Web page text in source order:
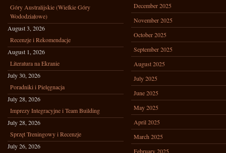
Góry Australijskie (Wielkie Góry
Wododziałowe)
August 3, 2026
Recenzje i Rekomendacje
August 1, 2026
Literatura na Ekranie
July 30, 2026
Poradniki i Pielęgnacja
July 28, 2026
Imprezy Integracyjne i Team Building
July 28, 2026
Sprzęt Treningowy i Recenzje
July 26, 2026
December 2025
November 2025
October 2025
September 2025
August 2025
July 2025
June 2025
May 2025
April 2025
March 2025
February 2025